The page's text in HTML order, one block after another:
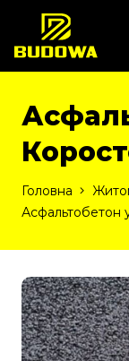
Головна
Асфальтобетон